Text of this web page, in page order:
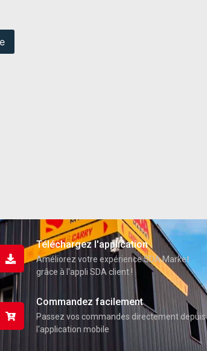
Téléchargez l'application
Améliorez votre expérience SDA Market
grâce à l'appli SDA client !
Commandez facilement
Passez vos commandes directement depuis
l'application mobile